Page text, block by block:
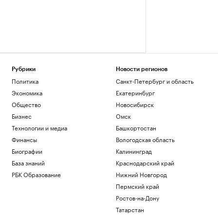
Рубрики
Политика
Экономика
Общество
Бизнес
Технологии и медиа
Финансы
Биографии
База знаний
РБК Образование
Новости регионов
Санкт-Петербург и область
Екатеринбург
Новосибирск
Омск
Башкортостан
Вологодская область
Калининград
Краснодарский край
Нижний Новгород
Пермский край
Ростов-на-Дону
Татарстан